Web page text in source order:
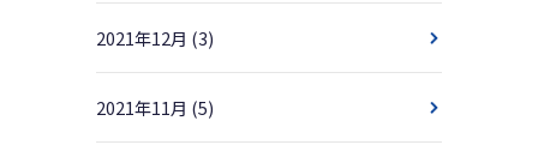
2021年12月 (3)
2021年11月 (5)